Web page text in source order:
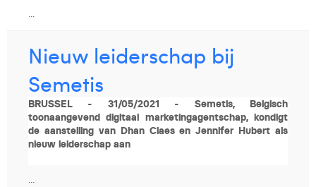
...
Nieuw leiderschap bij
Semetis
BRUSSEL - 31/05/2021 - Semetis, Belgisch
toonaangevend digitaal marketingagentschap, kondigt
de aanstelling van Dhan Claes en Jennifer Hubert als
nieuw leiderschap aan
...